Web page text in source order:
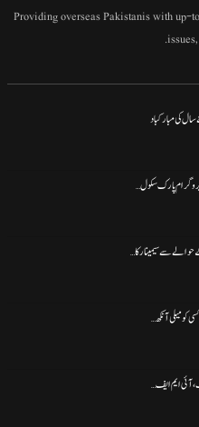
Providing overseas Pakistanis with up-
کی مبارکباد
پارک سکول…
سے سیمینار کا…
کو میلی آنکھ…
آئی ایم ایف…